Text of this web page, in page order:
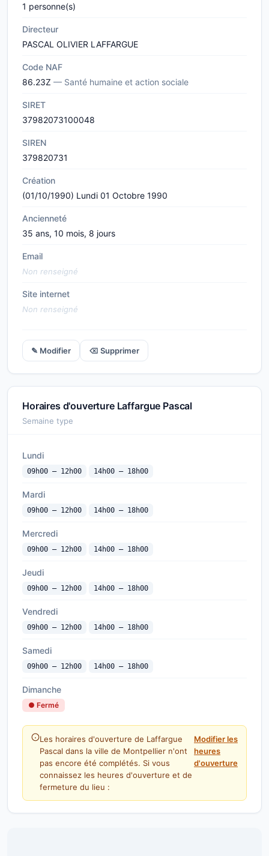
1 personne(s)
Directeur
PASCAL OLIVIER LAFFARGUE
Code NAF
86.23Z — Santé humaine et action sociale
SIRET
37982073100048
SIREN
379820731
Création
(01/10/1990) Lundi 01 Octobre 1990
Ancienneté
35 ans, 10 mois, 8 jours
Email
Non renseigné
Site internet
Non renseigné
✎ Modifier ⌫ Supprimer
Horaires d'ouverture Laffargue Pascal
Semaine type
Lundi
09h00 — 12h00 14h00 — 18h00
Mardi
09h00 — 12h00 14h00 — 18h00
Mercredi
09h00 — 12h00 14h00 — 18h00
Jeudi
09h00 — 12h00 14h00 — 18h00
Vendredi
09h00 — 12h00 14h00 — 18h00
Samedi
09h00 — 12h00 14h00 — 18h00
Dimanche
● Fermé
Les horaires d'ouverture de Laffargue
Pascal dans la ville de Montpellier n'ont
pas encore été complétés. Si vous
connaissez les heures d'ouverture et de
fermeture du lieu :
Modifier les
heures
d'ouverture